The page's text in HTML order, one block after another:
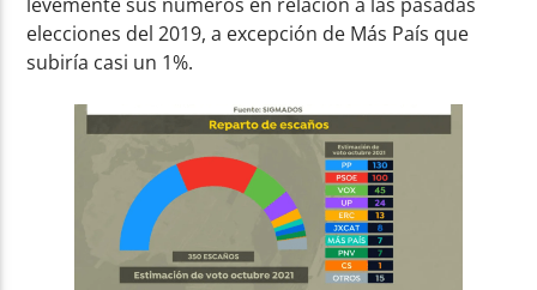
levemente sus números en relación a las pasadas
elecciones del 2019, a excepción de Más País que
subiría casi un 1%.